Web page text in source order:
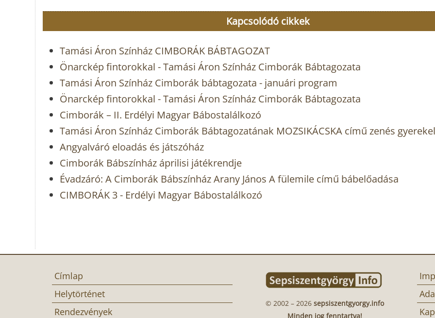
Kapcsolódó cikkek
Tamási Áron Színház CIMBORÁK BÁBTAGOZAT
Önarckép fintorokkal - Tamási Áron Színház Cimborák Bábtagozata
Tamási Áron Színház Cimborák bábtagozata - januári program
Önarckép fintorokkal - Tamási Áron Színház Cimborák Bábtagozata
Cimborák – II. Erdélyi Magyar Bábostalálkozó
Tamási Áron Színház Cimborák Bábtagozatának MOZSIKÁCSKA című zenés
Angyalváró eloadás és játszóház
Cimborák Bábszínház áprilisi játékrendje
Évadzáró: A Cimborák Bábszínház Arany János A fülemile című bábelőadása
CIMBORÁK 3 - Erdélyi Magyar Bábostalálkozó
Címlap
Helytörténet
Rendezvények
© 2002 – 2026 sepsiszentgyorgy.info
Minden jog fenntartva!